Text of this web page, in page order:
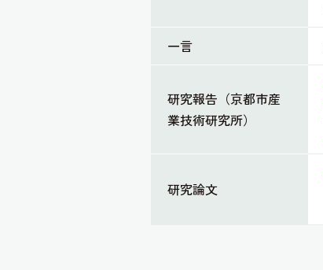
一言
研究報告（京都市産
業技術研究所）
研究論文